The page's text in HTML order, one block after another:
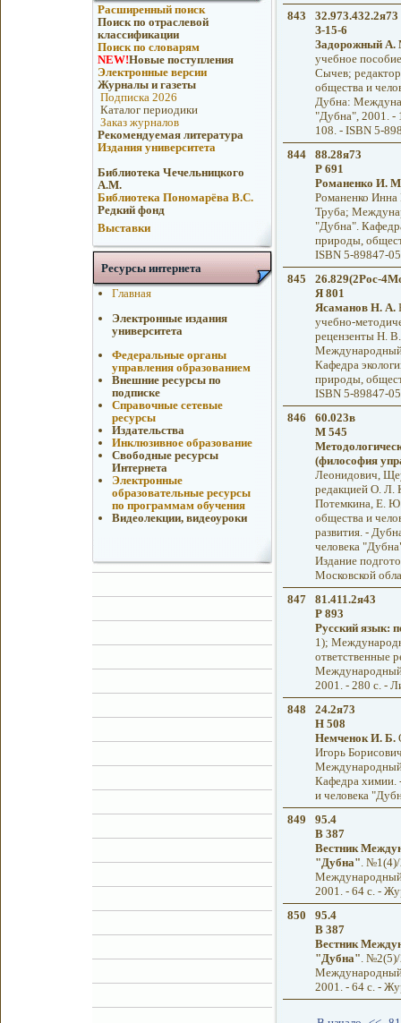
Расширенный поиск
Поиск по отраслевой
классификации
Поиск по словарям
NEW!Новые поступления
Электронные версии
Журналы и газеты
Подписка 2026
Каталог периодики
Заказ журналов
Рекомендуемая литература
Издания университета
Библиотека Чечельницкого
А.М.
Библиотека Пономарёва В.С.
Редкий фонд
Выставки
Ресурсы интернета
Главная
Электронные издания
университета
Федеральные органы
управления образованием
Внешние ресурсы по
подписке
Справочные сетевые
ресурсы
Издательства
Инклюзивное образование
Свободные ресурсы
Интернета
Электронные
образовательные ресурсы
по программам обучения
Видеолекции, видеоуроки
843
32.973.432.2я73
З-15-6
Задорожный А.
учебное
Сычев;
общества и
Дубна:
"Дубна", 2001. -
108. - ISBN 5-
844
88.28я73
Р 691
Романенко И.
Романенко
Труба;
"Дубна".
природы,
ISBN 5-89847-
845
26.829(2Рос-
Я 801
Ясаманов Н. А.
учебно-
рецензенты Н.
Международный
Кафедра
природы,
ISBN 5-89847-
846
60.023в
М 545
(философия
Леонидович,
редакцией О. Л.
Потемкина, Е.
общества и
развития. -
человека
Издание
Московской
847
81.411.2я43
Р 893
Русский язык:
1);
ответственные
Международный
2001. - 280 с. -
848
24.2я73
Н 508
Немченок И. Б.
Игорь
Международный
Кафедра химии.
и человека
849
95.4
В 387
Вестник
"Дубна". №1(4)/
Международный
2001. - 64 с. -
850
95.4
В 387
Вестник
"Дубна". №2(5)/
Международный
2001. - 64 с. -